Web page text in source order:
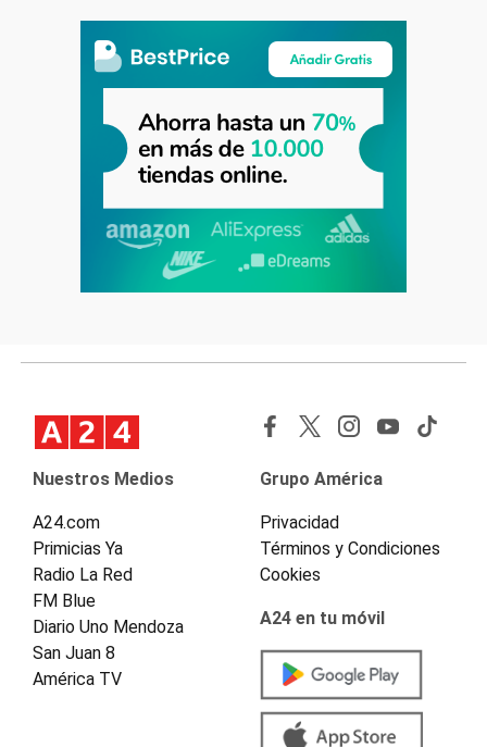
Nuestros Medios
A24.com
Primicias Ya
Radio La Red
FM Blue
Diario Uno Mendoza
San Juan 8
América TV
Grupo América
Privacidad
Términos y Condiciones
Cookies
A24 en tu móvil